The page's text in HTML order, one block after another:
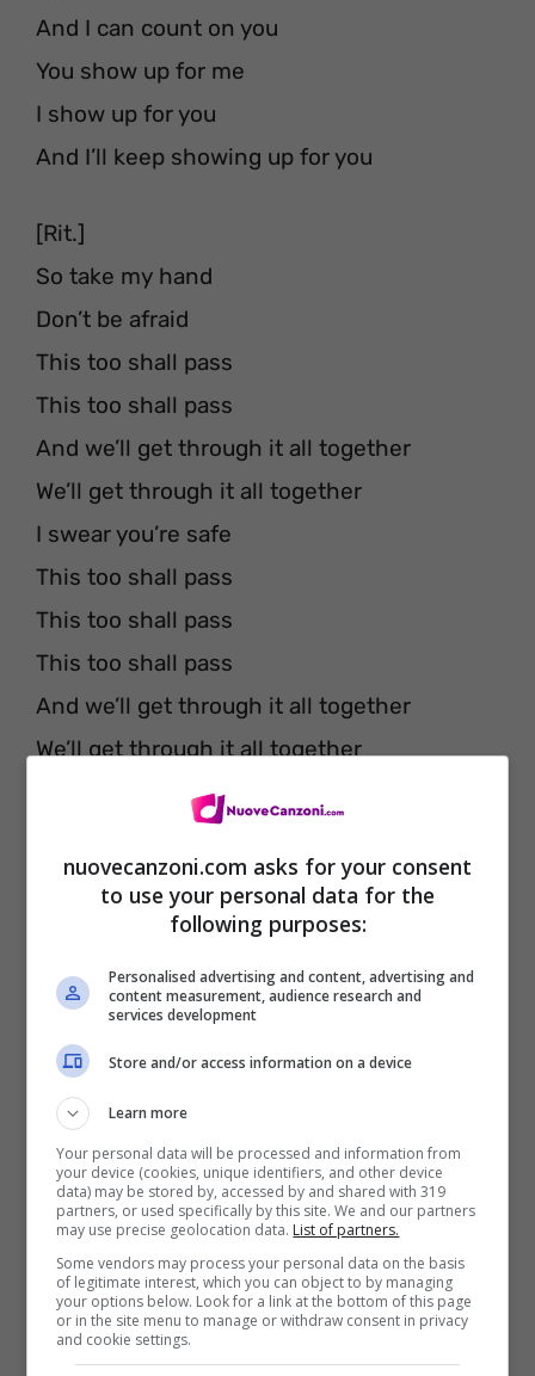
And I can count on you
You show up for me
I show up for you
And I’ll keep showing up for you
[Rit.]
So take my hand
Don’t be afraid
This too shall pass
This too shall pass
And we’ll get through it all together
We’ll get through it all together
I swear you’re safe
This too shall pass
This too shall pass
This too shall pass
And we’ll get through it all together
We’ll get through it all together
[Post-Rit.]
Let’s love
Let’s love
Let’s love
Let’s love
Let’s love
nuovecanzoni.com asks for your consent
to use your personal data for the
following purposes:
Personalised advertising and content, advertising and
content measurement, audience research and
services development
Store and/or access information on a device
Learn more
Your personal data will be processed and information from
your device (cookies, unique identifiers, and other device
data) may be stored by, accessed by and shared with 319
partners, or used specifically by this site. We and our partners
may use precise geolocation data. List of partners.
Some vendors may process your personal data on the basis
of legitimate interest, which you can object to by managing
your options below. Look for a link at the bottom of this page
or in the site menu to manage or withdraw consent in privacy
and cookie settings.